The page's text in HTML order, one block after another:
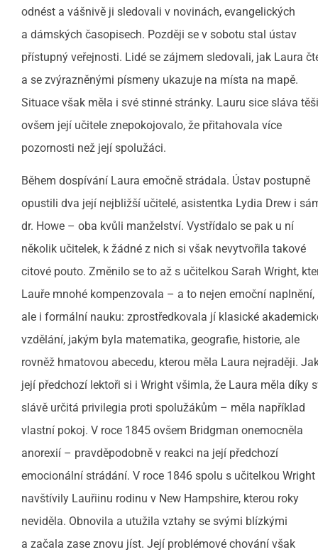
odnést a vášnivě ji sledovali v novinách, evangelických
a dámských časopisech. Později se v sobotu stal ústav
přístupný veřejnosti. Lidé se zájmem sledovali, jak Laura
a se zvýrazněnými písmeny ukazuje na místa na mapě.
Situace však měla i své stinné stránky. Lauru sice sláva
ovšem její učitele znepokojovalo, že přitahovala více
pozornosti než její spolužáci.
Během dospívání Laura emočně strádala. Ústav postupně
opustili dva její nejbližší učitelé, asistentka Lydia Drew i
dr. Howe – oba kvůli manželství. Vystřídalo se pak u ní
několik učitelek, k žádné z nich si však nevytvořila takové
citové pouto. Změnilo se to až s učitelkou Sarah Wright,
Lauře mnohé kompenzovala – a to nejen emoční naplnění,
ale i formální nauku: zprostředkovala jí klasické
vzdělání, jakým byla matematika, geografie, historie, ale
rovněž hmatovou abecedu, kterou měla Laura nejraději.
její předchozí lektoři si i Wright všimla, že Laura měla díky
slávě určitá privilegia proti spolužákům – měla například
vlastní pokoj. V roce 1845 ovšem Bridgman onemocněla
anorexií – pravděpodobně v reakci na její předchozí
emocionální strádání. V roce 1846 spolu s učitelkou Wright
navštívily Lauřiinu rodinu v New Hampshire, kterou roky
neviděla. Obnovila a utužila vztahy se svými blízkými
a začala zase znovu jíst. Její problémové chování však